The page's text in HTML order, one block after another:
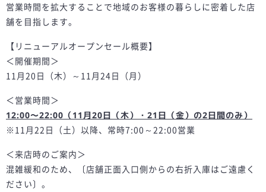
営業時間を拡大することで地域のお客様の暮らしに密着した店
舗を目指します。
【リニューアルオープンセール概要】
＜開催期間＞
11月20日（木）～11月24日（月）
＜営業時間＞
12:00～22:00（11月20日（木）・21日（金）の2日間のみ）
※11月22日（土）以降、常時7:00～22:00営業
＜来店時のご案内＞
混雑緩和のため、〔店舗正面入口側からの右折入庫はご遠慮く
ださい〕。